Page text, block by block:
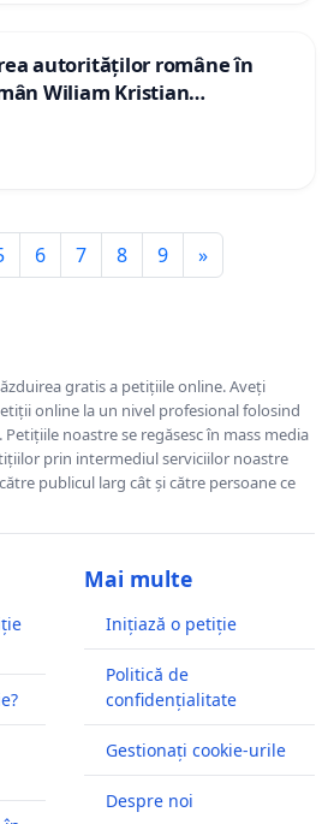
autorităților române în
Wiliam Kristian
plasament în Danemarca de
6 7 8 9 »
gratis a petițiile online. Aveți
online la un nivel profesional folosind
noastre se regăsesc în mass media
prin intermediul serviciilor noastre
publicul larg cât și către persoane ce
Mai multe
Inițiază o petiție
Politică de
confidențialitate
Gestionați cookie-urile
Despre noi